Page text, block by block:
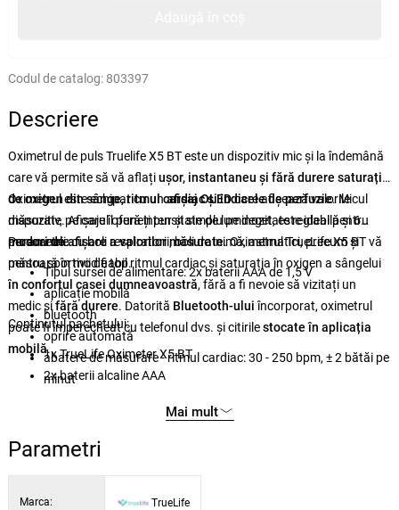
Codul de catalog: 803397
Descriere
Oximetrul de puls Truelife X5 BT este un dispozitiv mic și la îndemână
care vă permite să vă aflațiușor, instantaneu și fără durere saturația
de oxigen din sânge, ritmul cardiac și indicele de perfuzie. Micul
dispozitiv, pe care îl puneți pur și simplu pe deget, este ideal pentru
persoanele cu boli respiratorii, boli de inimă, astmatici, precum și
pentru sportivii de top.
Oximetrul este echipat cu unafișaj OLEDcare afișează valorile
măsurate. Afișajul oferă intensitate de luminozitate reglabilă și6
moduri de afișare a valorilor măsurate. Oximetrul TrueLife X5 BT vă
măsoară în mod fiabil ritmul cardiac și saturația în oxigen a sângelui
în confortul casei dumneavoastră, fără a fi nevoie să vizitați un
medic șifără durere. Datorită Bluetooth-ului încorporat, oximetrul
poate fi împerecheat cu telefonul dvs. și citirilestocate în aplicația
mobilă.
Parametrii:
Tipul sursei de alimentare: 2x baterii AAA de 1,5 V
aplicație mobilă
bluetooth
oprire automată
abatere de măsurare - ritmul cardiac: 30 - 250 bpm, ± 2 bătăi pe
minut
Conținutul pachetului:
1x TrueLife Oximeter X5 BT
2x baterii alcaline AAA
1x manual
1x instrucțiuni de siguranță
Mai mult
Parametri
Marca: TrueLife